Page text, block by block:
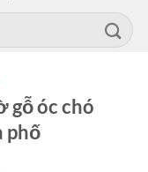
gỗ óc chó
phố